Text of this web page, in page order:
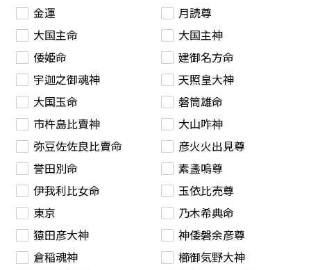
金運
月読尊
大国主命
大国主神
倭姫命
建御名方命
宇迦之御魂神
天照皇大神
大国玉命
磐筒雄命
市杵島比賣神
大山咋神
弥豆佐佐良比賣命
彦火火出見尊
誉田別命
素盞嗚尊
伊我利比女命
玉依比売尊
東京
乃木希典命
猿田彦大神
神倭磐余彦尊
倉稲魂神
櫛御気野大神